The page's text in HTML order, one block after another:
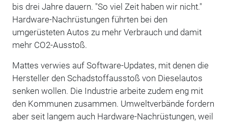
bis drei Jahre dauern. "So viel Zeit haben wir nicht."
Hardware-Nachrüstungen führten bei den
umgerüsteten Autos zu mehr Verbrauch und damit
mehr CO2-Ausstoß.
Mattes verwies auf Software-Updates, mit denen die
Hersteller den Schadstoffausstoß von Dieselautos
senken wollen. Die Industrie arbeite zudem eng mit
den Kommunen zusammen. Umweltverbände fordern
aber seit langem auch Hardware-Nachrüstungen, weil